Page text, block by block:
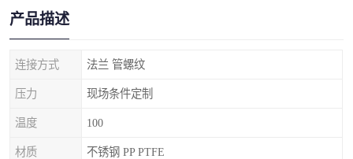
产品描述
连接方式 法兰 管螺纹
压力 现场条件定制
温度 100
材质 不锈钢 PP PTFE